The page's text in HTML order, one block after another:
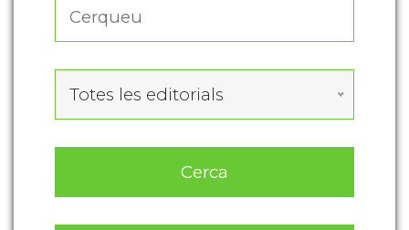
Totes les editorials
Cerca